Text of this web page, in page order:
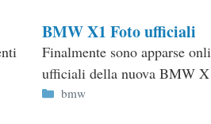
BMW X1 Foto ufficiali
Finalmente sono apparse
ufficiali della nuova BMW
Categorie
bmw